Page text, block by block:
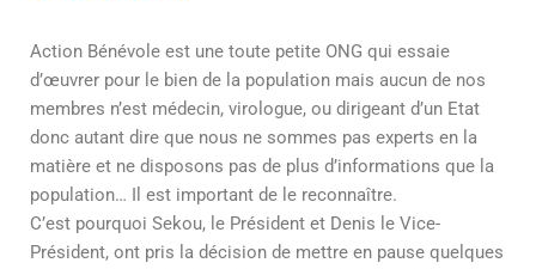
Action Bénévole est une toute petite ONG qui essaie
d’œuvrer pour le bien de la population mais aucun de nos
membres n’est médecin, virologue, ou dirigeant d’un Etat
donc autant dire que nous ne sommes pas experts en la
matière et ne disposons pas de plus d’informations que la
population… Il est important de le reconnaître.
C’est pourquoi Sekou, le Président et Denis le Vice-
Président, ont pris la décision de mettre en pause quelques